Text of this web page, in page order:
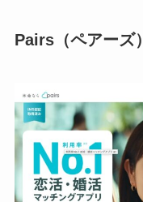
Pairs（ペアーズ）